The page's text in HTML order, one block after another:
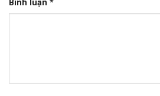
Bình luận *